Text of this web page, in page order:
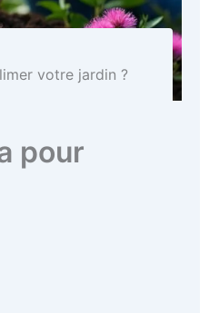
votre jardin ?
pour